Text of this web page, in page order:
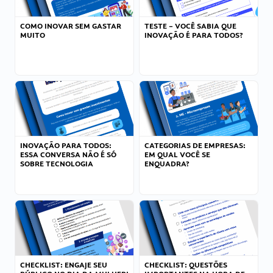
COMO INOVAR SEM GASTAR
MUITO
TESTE – VOCÊ SABIA QUE
INOVAÇÃO É PARA TODOS?
INOVAÇÃO PARA TODOS:
ESSA CONVERSA NÃO É SÓ
SOBRE TECNOLOGIA
CATEGORIAS DE EMPRESAS:
EM QUAL VOCÊ SE
ENQUADRA?
CHECKLIST: ENGAJE SEU
CHECKLIST: QUESTÕES